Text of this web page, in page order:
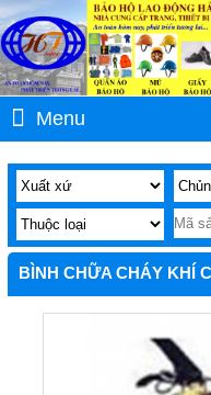
Menu
BÌNH CHỮA CHÁY KHÍ